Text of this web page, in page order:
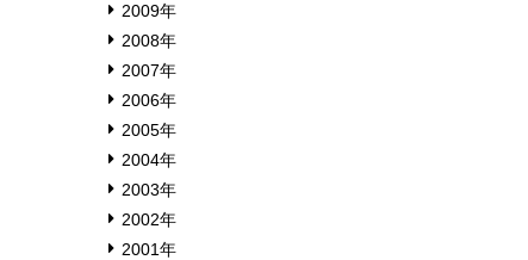
2009年
2008年
2007年
2006年
2005年
2004年
2003年
2002年
2001年